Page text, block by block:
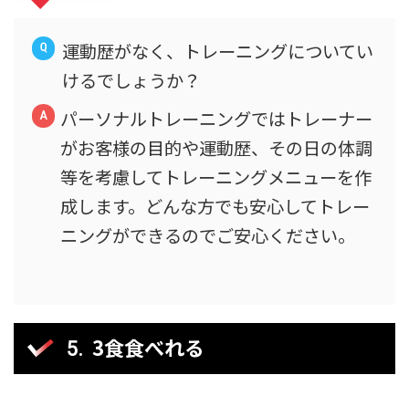
運動歴がなく、トレーニングについてい
けるでしょうか？
パーソナルトレーニングではトレーナー
がお客様の目的や運動歴、その日の体調
等を考慮してトレーニングメニューを作
成します。どんな方でも安心してトレー
ニングができるのでご安心ください。
3食食べれる